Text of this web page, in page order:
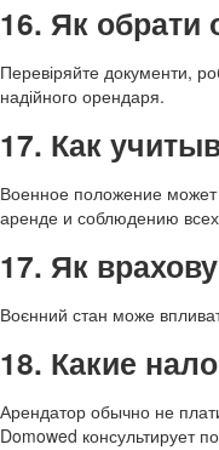
16. Як обрати
Перевіряйте документи,
надійного орендаря.
17. Как
Военное положение может
аренде и соблюдению
17. Як
Воєнний стан може
18. Какие
Арендатор обычно не
Domowed консультирует